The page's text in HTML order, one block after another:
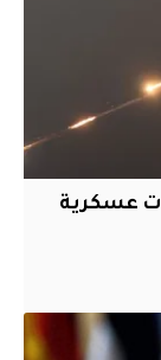
عسكرية